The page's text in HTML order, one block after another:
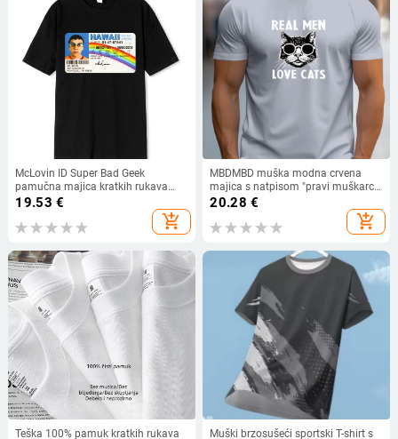
McLovin ID Super Bad Geek
pamučna majica kratkih rukava
unisex tinejdžeri cool mekana
19.53 €
add_shopping_cart
MBDMBD muška modna crvena
majica s natpisom "pravi muškarci
vole mačke" i modnim naočalama s
20.28 €
add_shopping_cart
Teška 100% pamuk kratkih rukava
Muški brzosušeći sportski T-shirt s